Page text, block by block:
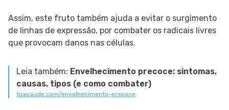
Assim, este fruto também ajuda a evitar o surgimento
de linhas de expressão, por combater os radicais livres
que provocam danos nas células.
Leia também: Envelhecimento precoce: sintomas,
causas, tipos (e como combater)
tuasaude.com/envelhecimento-precoce